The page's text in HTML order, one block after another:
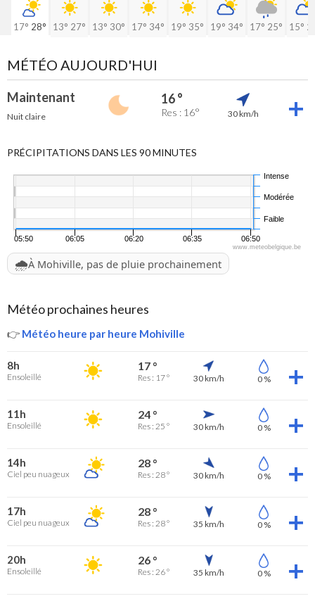
17° 28° 13° 27° 13° 30° 17° 34° 19° 35° 19° 34° 17° 25° 15°
MÉTÉO AUJOURD'HUI
Maintenant
Nuit claire
16 °
Res : 16° 30 km/h
PRÉCIPITATIONS DANS LES 90 MINUTES
05:50 06:05 06:20 06:35 06:50
Faible
Modérée
Intense
www.meteobelgique.be
🌧️À Mohiville, pas de pluie prochainement
Météo prochaines heures
👉 Météo heure par heure Mohiville
8h
Ensoleillé
17 °
Res : 17 ° 30 km/h 0 %
11h
Ensoleillé
24 °
Res : 25 ° 30 km/h 0 %
14h
Ciel peu nuageux
28 °
Res : 28 ° 30 km/h 0 %
17h
Ciel peu nuageux
28 °
Res : 28 ° 35 km/h 0 %
20h
Ensoleillé
26 °
Res : 26 ° 35 km/h 0 %